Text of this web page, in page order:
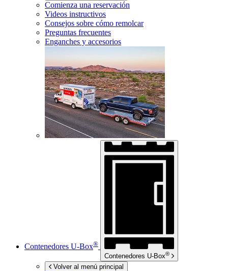
Comienza una reservación
Videos instructivos
Consejos sobre cómo remolcar
Preguntas frecuentes
Enganches y accesorios
Contenedores U-Box®
Contenedores U-Box®
Volver al menú principal